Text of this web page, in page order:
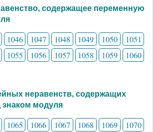
содержащее переменную
1046 1047 1048 1049 1050
1051
1055 1056 1057 1058 1059
1060
неравенств, содержащих
модуля
1065 1066 1067 1068 1069
1070